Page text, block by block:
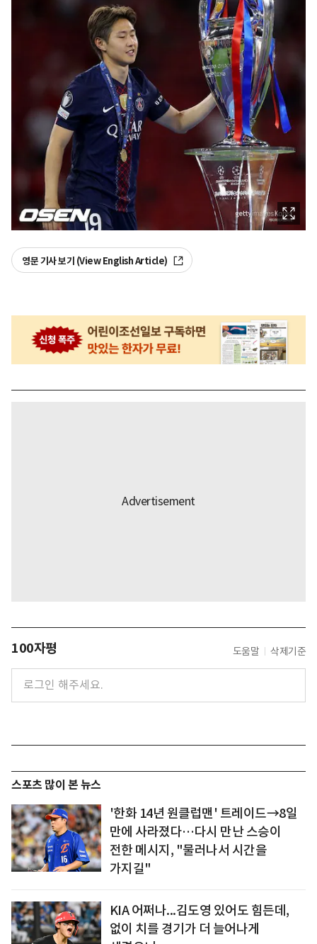
영문 기사 보기 (View English Article)
100자평 도움말 삭제기준
스포츠 많이 본 뉴스
'한화 14년 원클럽맨' 트레이드→8일
만에 사라졌다…다시 만난 스승이
전한 메시지, "물러나서 시간을
가지길"
KIA 어쩌나...김도영 있어도 힘든데,
없이 치를 경기가 더 늘어나게